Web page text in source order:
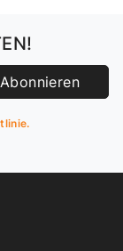
Abonnieren